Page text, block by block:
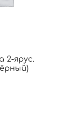
2-ярус.